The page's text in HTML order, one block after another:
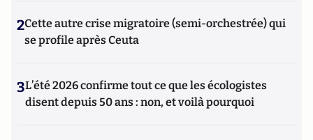
2Cette autre crise migratoire (semi-orchestrée) qui
se profile après Ceuta
3L’été 2026 confirme tout ce que les écologistes
disent depuis 50 ans : non, et voilà pourquoi